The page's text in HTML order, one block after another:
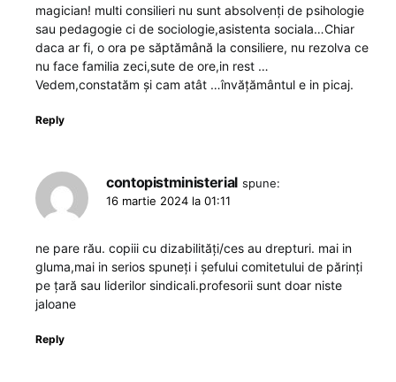
magician! multi consilieri nu sunt absolvenți de psihologie
sau pedagogie ci de sociologie,asistenta sociala…Chiar
daca ar fi, o ora pe săptămână la consiliere, nu rezolva ce
nu face familia zeci,sute de ore,in rest …
Vedem,constatăm și cam atât …învățământul e in picaj.
Reply
contopistministerial spune:
16 martie 2024 la 01:11
ne pare rău. copiii cu dizabilități/ces au drepturi. mai in
gluma,mai in serios spuneți i șefului comitetului de părinți
pe țară sau liderilor sindicali.profesorii sunt doar niste
jaloane
Reply